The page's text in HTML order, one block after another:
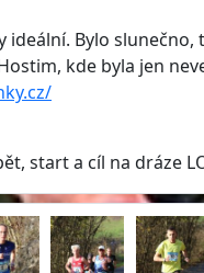
Bylo
kde byla jen
start a cíl na dráze